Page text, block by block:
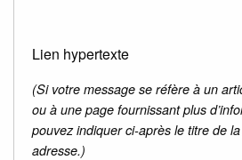
Lien hypertexte
(Si votre message se réfère à un
ou à une page fournissant plus
pouvez indiquer ci-après le titre de
adresse.)